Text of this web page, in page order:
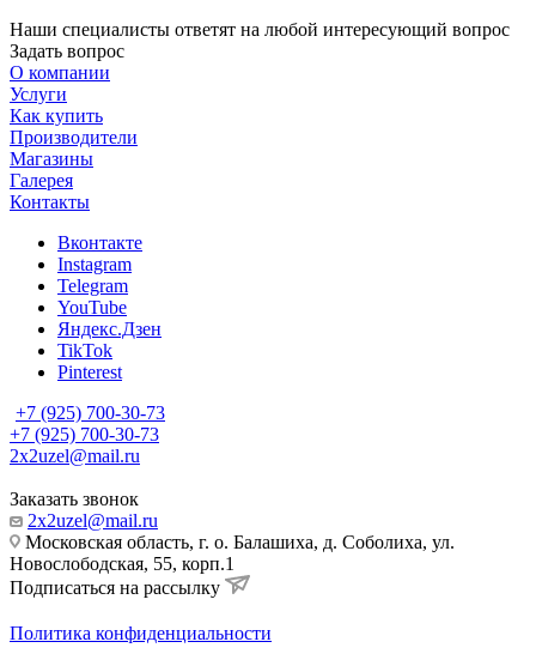
Наши специалисты ответят на любой интересующий вопрос
Задать вопрос
О компании
Услуги
Как купить
Производители
Магазины
Галерея
Контакты
Вконтакте
Instagram
Telegram
YouTube
Яндекс.Дзен
TikTok
Pinterest
+7 (925) 700-30-73
+7 (925) 700-30-73
2x2uzel@mail.ru
Заказать звонок
2x2uzel@mail.ru
Московская область, г. о. Балашиха, д. Соболиха, ул.
Новослободская, 55, корп.1
Подписаться на рассылку
Политика конфиденциальности